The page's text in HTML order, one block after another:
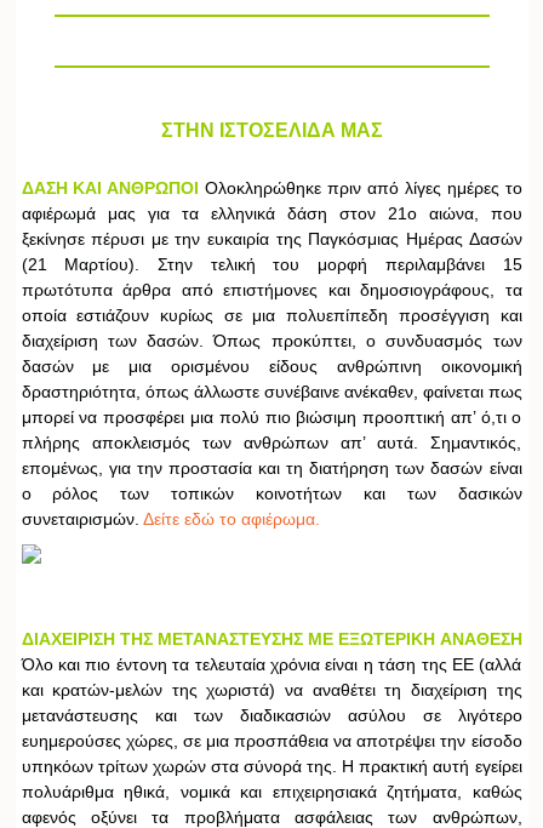
ΣΤΗΝ ΙΣΤΟΣΕΛΙΔΑ ΜΑΣ
ΔΑΣΗ ΚΑΙ ΑΝΘΡΩΠΟΙ Ολοκληρώθηκε πριν από λίγες ημέρες το
αφιέρωμά μας για τα ελληνικά δάση στον 21ο αιώνα, που
ξεκίνησε πέρυσι με την ευκαιρία της Παγκόσμιας Ημέρας Δασών
(21 Μαρτίου). Στην τελική του μορφή περιλαμβάνει 15
πρωτότυπα άρθρα από επιστήμονες και δημοσιογράφους, τα
οποία εστιάζουν κυρίως σε μια πολυεπίπεδη προσέγγιση και
διαχείριση των δασών. Όπως προκύπτει, ο συνδυασμός των
δασών με μια ορισμένου είδους ανθρώπινη οικονομική
δραστηριότητα, όπως άλλωστε συνέβαινε ανέκαθεν, φαίνεται πως
μπορεί να προσφέρει μια πολύ πιο βιώσιμη προοπτική απ’ ό,τι ο
πλήρης αποκλεισμός των ανθρώπων απ’ αυτά. Σημαντικός,
επομένως, για την προστασία και τη διατήρηση των δασών είναι
ο ρόλος των τοπικών κοινοτήτων και των δασικών
συνεταιρισμών. Δείτε εδώ το αφιέρωμα.
ΔΙΑΧΕΙΡΙΣΗ ΤΗΣ ΜΕΤΑΝΑΣΤΕΥΣΗΣ ΜΕ ΕΞΩΤΕΡΙΚΗ ΑΝΑΘΕΣΗ
Όλο και πιο έντονη τα τελευταία χρόνια είναι η τάση της ΕΕ (αλλά
και κρατών-μελών της χωριστά) να αναθέτει τη διαχείριση της
μετανάστευσης και των διαδικασιών ασύλου σε λιγότερο
ευημερούσες χώρες, σε μια προσπάθεια να αποτρέψει την είσοδο
υπηκόων τρίτων χωρών στα σύνορά της. Η πρακτική αυτή εγείρει
πολυάριθμα ηθικά, νομικά και επιχειρησιακά ζητήματα, καθώς
αφενός οξύνει τα προβλήματα ασφάλειας των ανθρώπων,